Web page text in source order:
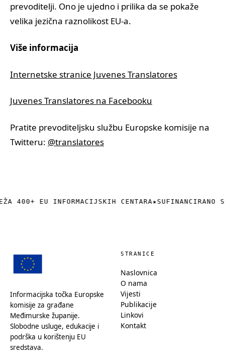
prevoditelji. Ono je ujedno i prilika da se pokaže
velika jezična raznolikost EU-a.
Više informacija
Internetske stranice Juvenes Translatores
Juvenes Translatores na Facebooku
Pratite prevoditeljsku službu Europske komisije na
Twitteru: @translatores
400+ EU INFORMACIJSKIH CENTARA★SUFINANCIRANO
Informacijska točka Europske
komisije za građane
Međimurske županije.
Slobodne usluge, edukacije i
podrška u korištenju EU
sredstava.
STRANICE
Naslovnica
O nama
Vijesti
Publikacije
Linkovi
Kontakt